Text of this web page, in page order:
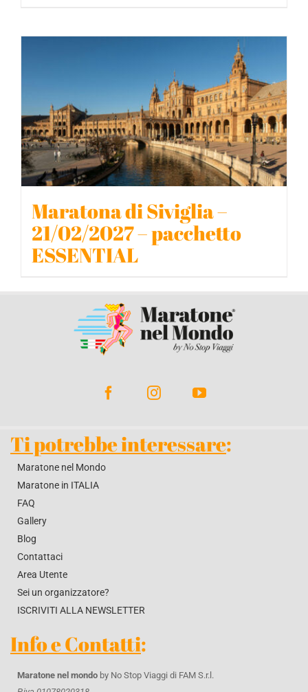
Maratona di Siviglia –
21/02/2027 – pacchetto
ESSENTIAL
Ti potrebbe interessare:
Maratone nel Mondo
Maratone in ITALIA
FAQ
Gallery
Blog
Contattaci
Area Utente
Sei un organizzatore?
ISCRIVITI ALLA NEWSLETTER
Info e Contatti:
Maratone nel mondoby No Stop Viaggi di FAM S.r.l.